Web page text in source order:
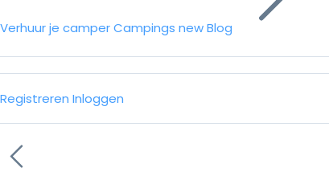
Verhuur je camperCampings newBlog
Registreren Inloggen